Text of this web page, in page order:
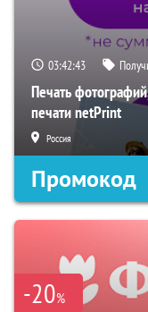
03:42:42
Печать
печати netPrint
Россия
Промокод
-20%